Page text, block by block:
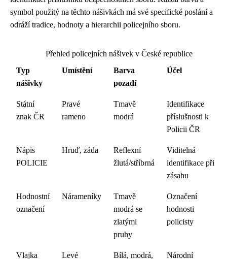
symbol použitý na těchto nášivkách má své specifické poslání a
odráží tradice, hodnoty a hierarchii policejního sboru.
Přehled policejních nášivek v České republice
Typ
nášivky
Umístění
Barva
pozadí
Účel
Státní
znak ČR
Pravé
rameno
Tmavě
modrá
Identifikace
příslušnosti k
Policii ČR
Nápis
POLICIE
Hruď, záda
Reflexní
žlutá/stříbrná
Viditelná
identifikace při
zásahu
Hodnostní
označení
Nárameníky
Tmavě
modrá se
zlatými
pruhy
Označení
hodnosti
policisty
Vlajka Levé Bílá, modrá, Národní